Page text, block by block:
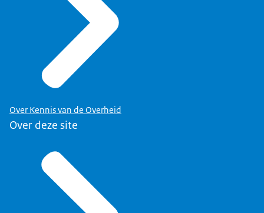
Over Kennis van de Overheid
Over deze site